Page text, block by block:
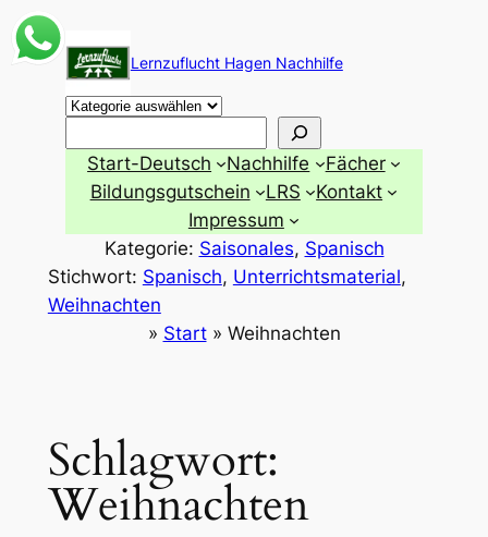
Zum
Inhalt
springen
Lernzuflucht Hagen Nachhilfe
Start-Deutsch Nachhilfe
Fächer
Bildungsgutschein
LRS
Kontakt
Impressum
Kategorie: Saisonales, Spanisch
Stichwort: Spanisch, Unterrichtsmaterial
Weihnachten
» Start» Weihnachten
Schlagwort:
Weihnachten